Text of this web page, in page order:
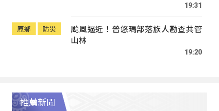
19:31
原鄉 防災
颱風逼近！普悠瑪部落族人勘查共管
山林
19:20
推薦新聞